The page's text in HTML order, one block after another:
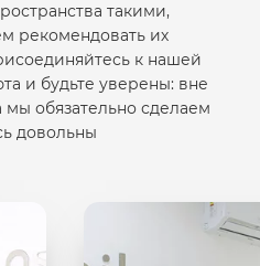
такими,
рекомендовать их
к нашей
и будьте уверены: вне
мы обязательно сделаем
довольны